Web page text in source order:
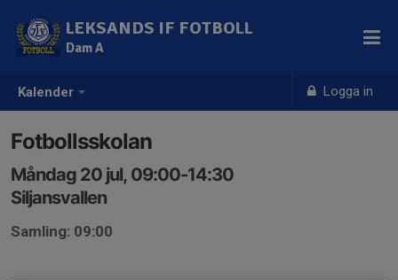
Kalender Logga in
LEKSANDS IF FOTBOLL
Dam A
Fotbollsskolan
Måndag 20 jul, 09:00-14:30
Siljansvallen
Samling: 09:00